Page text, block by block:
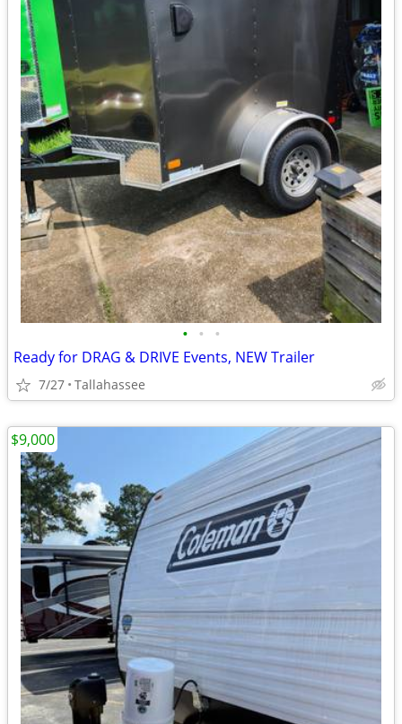
• • •
Ready for DRAG & DRIVE Events, NEW Trailer
7/27 Tallahassee
$9,000